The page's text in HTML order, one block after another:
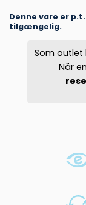
Denne vare er
tilgængelig.
Som outlet
Når